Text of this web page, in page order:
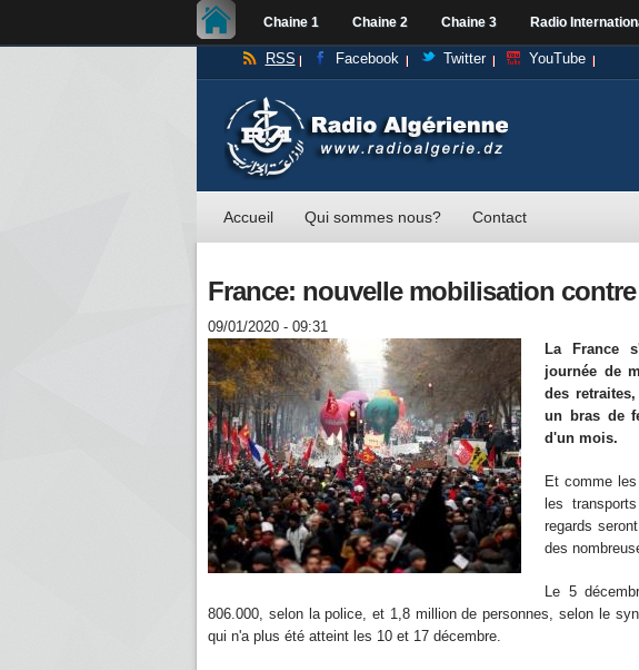
Chaine 1 Chaine 2 Chaine 3 Radio
RSS Facebook Twitter YouTube
Accueil Qui sommes nous? Contact
France: nouvelle mobilisation
09/01/2020 - 09:31
La France
journée de
des
un bras de
d'un mois.
Et comme
les
regards
des
Le 5
806.000, selon la police, et 1,8 million de personnes, selon le
qui n'a plus été atteint les 10 et 17 décembre.